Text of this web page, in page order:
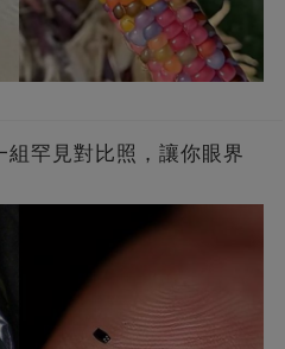
罕見對比照，讓你眼界